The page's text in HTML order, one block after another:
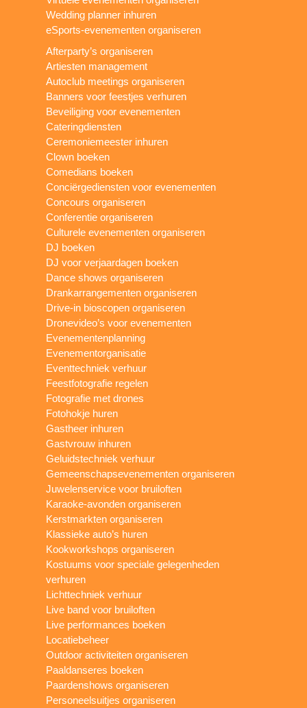
Wedding planner inhuren
eSports-evenementen organiseren
Afterparty’s organiseren
Artiesten management
Autoclub meetings organiseren
Banners voor feestjes verhuren
Beveiliging voor evenementen
Cateringdiensten
Ceremoniemeester inhuren
Clown boeken
Comedians boeken
Conciërgediensten voor evenementen
Concours organiseren
Conferentie organiseren
Culturele evenementen organiseren
DJ boeken
DJ voor verjaardagen boeken
Dance shows organiseren
Drankarrangementen organiseren
Drive-in bioscopen organiseren
Dronevideo’s voor evenementen
Evenementenplanning
Evenementorganisatie
Eventtechniek verhuur
Feestfotografie regelen
Fotografie met drones
Fotohokje huren
Gastheer inhuren
Gastvrouw inhuren
Geluidstechniek verhuur
Gemeenschapsevenementen organiseren
Juwelenservice voor bruiloften
Karaoke-avonden organiseren
Kerstmarkten organiseren
Klassieke auto’s huren
Kookworkshops organiseren
Kostuums voor speciale gelegenheden
verhuren
Lichttechniek verhuur
Live band voor bruiloften
Live performances boeken
Locatiebeheer
Outdoor activiteiten organiseren
Paaldanseres boeken
Paardenshows organiseren
Personeelsuitjes organiseren